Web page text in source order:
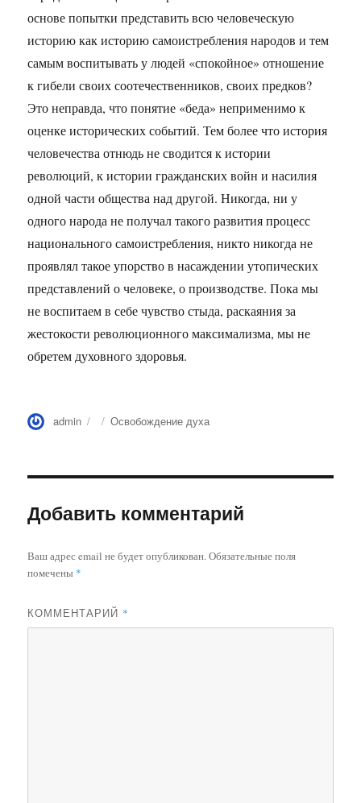
основе попытки представить всю человеческую
историю как историю самоистребления народов и тем
самым воспитывать у людей «спокойное» отношение
к гибели своих соотечественников, своих предков?
Это неправда, что понятие «беда» неприменимо к
оценке исторических событий. Тем более что история
человечества отнюдь не сводится к истории
революций, к истории гражданских войн и насилия
одной части общества над другой. Никогда, ни у
одного народа не получал такого развития процесс
национального самоистребления, никто никогда не
проявлял такое упорство в насаждении утопических
представлений о человеке, о производстве. Пока мы
не воспитаем в себе чувство стыда, раскаяния за
жестокости революционного максимализма, мы не
обретем духовного здоровья.
Автор
admin Опубликовано
Рубрики
Освобождение духа
Добавить комментарий
Ваш адрес email не будет опубликован.Обязательные поля
помечены *
КОММЕНТАРИЙ *